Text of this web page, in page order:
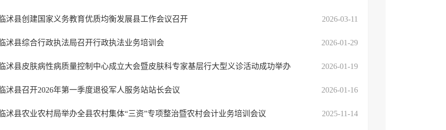
临沭县创建国家义务教育优质均衡发展县工作会议召开 2026-03-11
临沭县综合行政执法局召开行政执法业务培训会 2026-01-29
临沭县皮肤病性病质量控制中心成立大会暨皮肤科专家基层行大型义诊活动成功举办 2026-01-19
临沭县召开2026年第一季度退役军人服务站站长会议 2026-01-16
临沭县农业农村局举办全县农村集体“三资”专项整治暨农村会计业务培训会议 2025-11-14